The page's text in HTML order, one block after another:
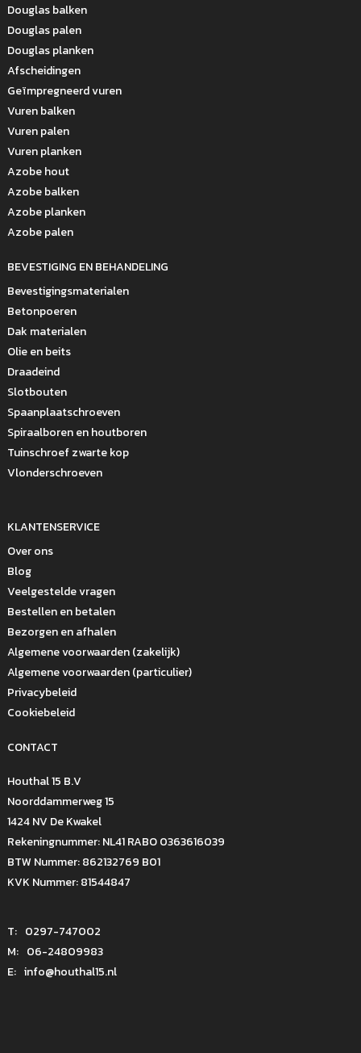
Douglas balken
Douglas palen
Douglas planken
Afscheidingen
Geïmpregneerd vuren
Vuren balken
Vuren palen
Vuren planken
Azobe hout
Azobe balken
Azobe planken
Azobe palen
BEVESTIGING EN BEHANDELING
Bevestigingsmaterialen
Betonpoeren
Dak materialen
Olie en beits
Draadeind
Slotbouten
Spaanplaatschroeven
Spiraalboren en houtboren
Tuinschroef zwarte kop
Vlonderschroeven
KLANTENSERVICE
Over ons
Blog
Veelgestelde vragen
Bestellen en betalen
Bezorgen en afhalen
Algemene voorwaarden (zakelijk)
Algemene voorwaarden (particulier)
Privacybeleid
Cookiebeleid
CONTACT
Houthal 15 B.V
Noorddammerweg 15
1424 NV De Kwakel
Rekeningnummer: NL41 RABO 0363616039
BTW Nummer: 862132769 B01
KVK Nummer: 81544847
T: 0297-747002
M: 06-24809983
E: info@houthal15.nl